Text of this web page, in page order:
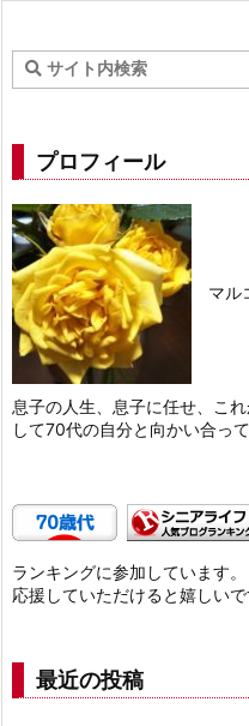
プロフィール
マル
息子の人生、息子に任せ、こ
して70代の自分と向かい合っ
ランキングに参加しています。
応援していただけると嬉しいで
最近の投稿